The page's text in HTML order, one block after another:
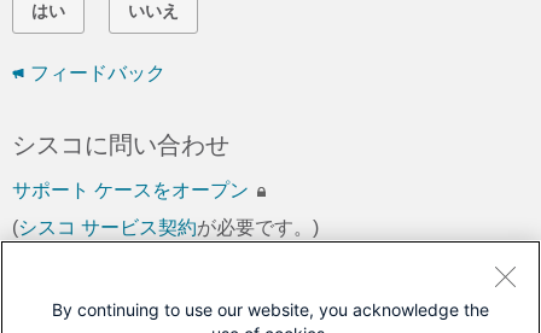
はい いいえ
フィードバック
シスコに問い合わせ
サポート ケースをオープン
(シスコ サービス契約が必要です。)
このドキュメントは次の製品に対応しています
By continuing to use our website, you acknowledge the